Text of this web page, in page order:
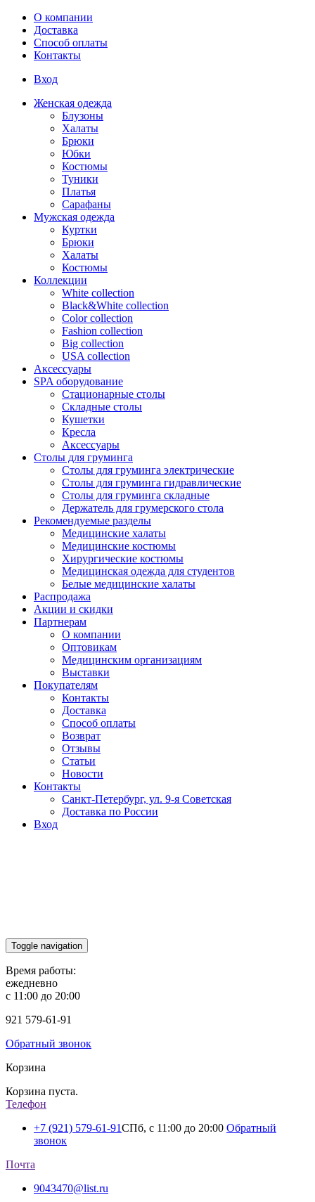
Перейти к основному содержанию
О компании
Доставка
Способ оплаты
Контакты
Вход
Женская одежда
Блузоны
Халаты
Брюки
Юбки
Костюмы
Туники
Платья
Сарафаны
Мужская одежда
Куртки
Брюки
Халаты
Костюмы
Коллекции
White collection
Black&White collection
Color collection
Fashion collection
Big collection
USA collection
Аксессуары
SPA оборудование
Стационарные столы
Складные столы
Кушетки
Кресла
Аксессуары
Столы для груминга
Столы для груминга электрические
Столы для груминга гидравлические
Столы для груминга складные
Держатель для грумерского стола
Рекомендуемые разделы
Медицинские халаты
Медицинские костюмы
Хирургические костюмы
Медицинская одежда для студентов
Белые медицинские халаты
Распродажа
Акции и скидки
Партнерам
О компании
Оптовикам
Медицинским организациям
Выставки
Покупателям
Контакты
Доставка
Способ оплаты
Возврат
Отзывы
Статьи
Новости
Контакты
Санкт-Петербург, ул. 9-я Советская
Доставка по России
Вход
Toggle navigation
Время работы:
ежедневно
с 11:00 до 20:00
921 579-61-91
Обратный звонок
Корзина
Корзина пуста.
Телефон
+7 (921) 579-61-91СПб, с 11:00 до 20:00 Обратный
звонок
Почта
9043470@list.ru